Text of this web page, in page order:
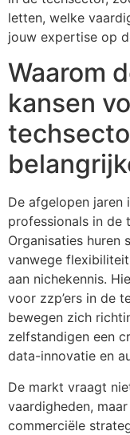
letten, welke
jouw expertise op
Waarom
kansen
De afgelopen jaren
professionals in de
Organisaties huren
vanwege
aan nichekennis.
voor zzp’ers in de
bewegen zich
zelfstandigen een
data-innovatie en
De markt vraagt
vaardigheden,
commerciële